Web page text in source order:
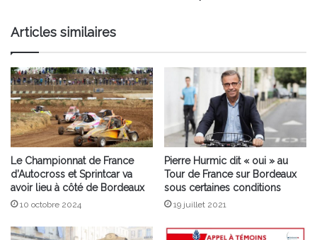
septembre
!
Articles similaires
Le Championnat de France
d’Autocross et Sprintcar va
avoir lieu à côté de Bordeaux
10 octobre 2024
Pierre Hurmic dit « oui » au
Tour de France sur Bordeaux
sous certaines conditions
19 juillet 2021